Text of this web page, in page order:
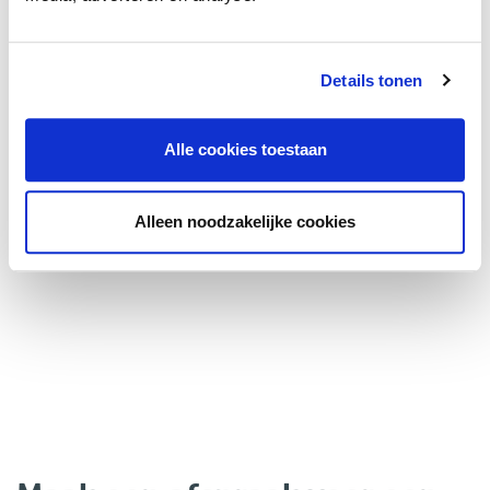
Details tonen
Alle cookies toestaan
Alleen noodzakelijke cookies
Per maand
WAARBORGSOM/BANKGARANTIE